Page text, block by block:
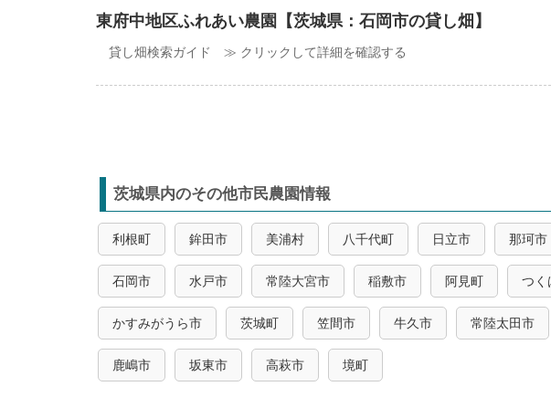
東府中地区ふれあい農園【茨城県：石岡市の貸し畑】
貸し畑検索ガイド ≫ クリックして詳細を確認する
茨城県内のその他市民農園情報
利根町 鉾田市 美浦村 八千代町 日立市 那珂市
石岡市 水戸市 常陸大宮市 稲敷市 阿見町 つく
かすみがうら市 茨城町 笠間市 牛久市 常陸太田市
鹿嶋市 坂東市 高萩市 境町